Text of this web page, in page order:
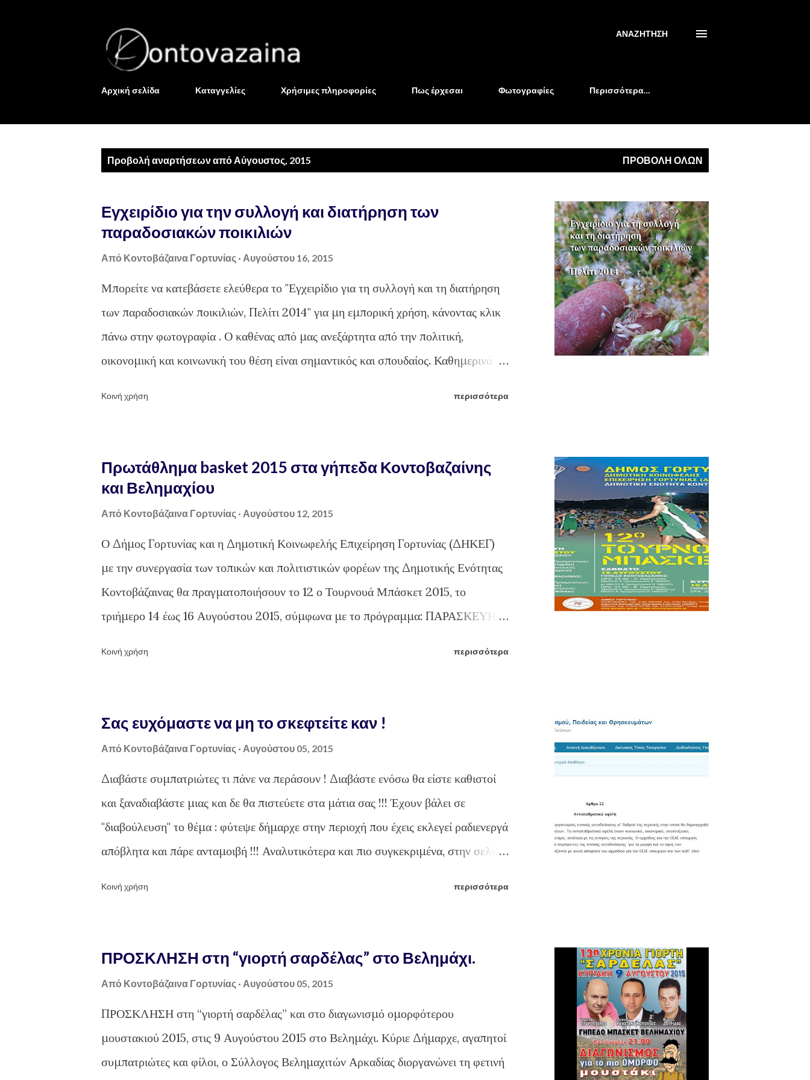
ΑΝΑΖΉΤΗΣΗ
Αρχική σελίδα Καταγγελίες Χρήσιμες πληροφορίες Πως έρχεσαι Φωτογραφίες Περισσότερα…
Προβολή αναρτήσεων από Αύγουστος, 2015 ΠΡΟΒΟΛΉ ΌΛΩΝ
Εγχειρίδιο για την συλλογή και διατήρηση των
παραδοσιακών ποικιλιών
Από Κοντοβάζαινα Γορτυνίας Αυγούστου 16, 2015
Μπορείτε να κατεβάσετε ελεύθερα το "Εγχειρίδιο για τη συλλογή και τη διατήρηση
των παραδοσιακών ποικιλιών, Πελίτι 2014" για μη εμπορική χρήση, κάνοντας κλικ
πάνω στην φωτογραφία . Ο καθένας από μας ανεξάρτητα από την πολιτική,
οικονομική και κοινωνική του θέση είναι σημαντικός και σπουδαίος. Καθημερινά με
Κοινή χρήση περισσότερα
Πρωτάθλημα basket 2015 στα γήπεδα Κοντοβαζαίνης
και Βελημαχίου
Από Κοντοβάζαινα Γορτυνίας Αυγούστου 12, 2015
Ο Δήμος Γορτυνίας και η Δημοτική Κοινωφελής Επιχείρηση Γορτυνίας (ΔΗΚΕΓ)
με την συνεργασία των τοπικών και πολιτιστικών φορέων της Δημοτικής Ενότητας
Κοντοβάζαινας θα πραγματοποιήσουν το 12 ο Τουρνουά Μπάσκετ 2015, το
τριήμερο 14 έως 16 Αυγούστου 2015, σύμφωνα με το πρόγραμμα: ΠΑΡΑΣΚΕΥΗ
Κοινή χρήση περισσότερα
Σας ευχόμαστε να μη το σκεφτείτε καν !
Από Κοντοβάζαινα Γορτυνίας Αυγούστου 05, 2015
Διαβάστε συμπατριώτες τι πάνε να περάσουν ! Διαβάστε ενόσω θα είστε καθιστοί
και ξαναδιαβάστε μιας και δε θα πιστεύετε στα μάτια σας !!! Έχουν βάλει σε
"διαβούλευση" το θέμα : φύτεψε δήμαρχε στην περιοχή που έχεις εκλεγεί ραδιενεργά
απόβλητα και πάρε ανταμοιβή !!! Αναλυτικότερα και πιο συγκεκριμένα, στην σελίδα
βαθμού της περιοχής στην οποία θα δημιουργηθεί εγκατάσταση διάθεσης
ραδιενεργών αποβλήτων. Τα αντισταθμιστικά οφέλη έχουν κοινωνικό, οικονομικό,
ανάγκες της περιοχής. Ο αρμόδιος για την ΕΕΑΕ υπουργός συνεργάζεται με τους
αρμόδιους φορείς και παράγοντες της τοπικής αυτοδιοίκησης για τη μορφή και το
ύψος των αντισταθμιστικών οφελών, τα οποία καθορίζονται μ...
Κοινή χρήση περισσότερα
ΠΡΟΣΚΛΗΣΗ στη “γιορτή σαρδέλας” στο Βελημάχι.
Από Κοντοβάζαινα Γορτυνίας Αυγούστου 05, 2015
ΠΡΟΣΚΛΗΣΗ στη “γιορτή σαρδέλας” και στο διαγωνισμό ομορφότερου
μουστακιού 2015, στις 9 Αυγούστου 2015 στο Βελημάχι. Κύριε Δήμαρχε, αγαπητοί
συμπατριώτες και φίλοι, ο Σύλλογος Βελημαχιτών Αρκαδίας διοργανώνει τη φετινή